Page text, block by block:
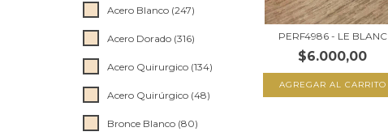
Acero Blanco (247)
Acero Dorado (316)
Acero Quirurgico (134)
Acero Quirúrgico (48)
Bronce Blanco (80)
PERF4986 - LE BLANC
$6.000,00
AGREGAR AL CARRITO